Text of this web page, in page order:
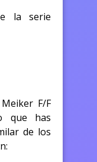
la serie
F/F
que has
de los